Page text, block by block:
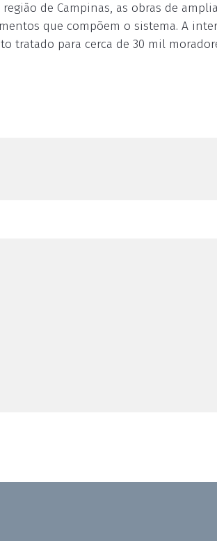
de Campinas, as obras de
que compõem o sistema. A
tratado para cerca de 30 mil